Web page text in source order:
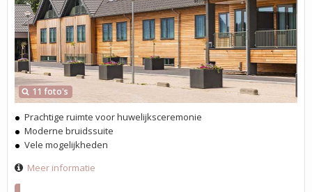
11 foto's
Prachtige ruimte voor huwelijksceremonie
Moderne bruidssuite
Vele mogelijkheden
Meer informatie